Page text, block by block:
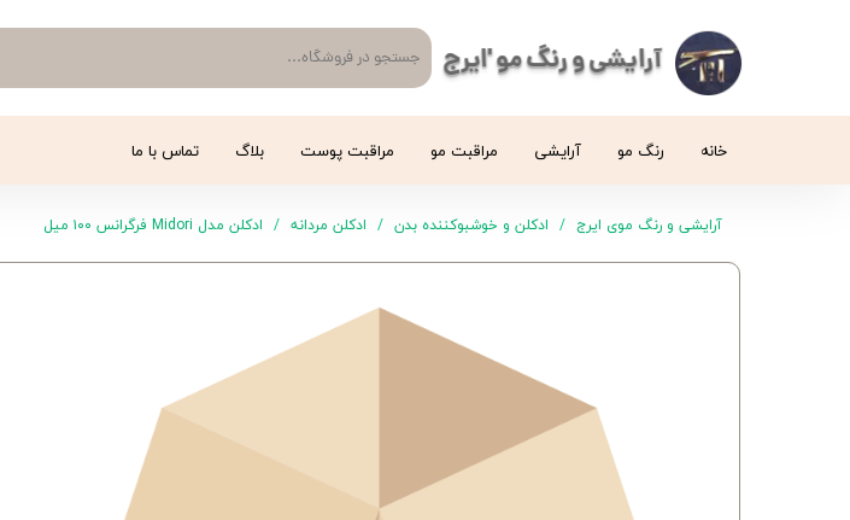
آرایشی و رنگ مو 'ایرج
خانه رنگ مو آرایشی مراقبت مو مراقبت پوست بلاگ تماس با ما
آرایشی و رنگ موی ایرج ادکلن و خوشبوکننده بدن ادکلن مردانه ادکلن مدل Midori فرگرانس ۱۰۰ میل